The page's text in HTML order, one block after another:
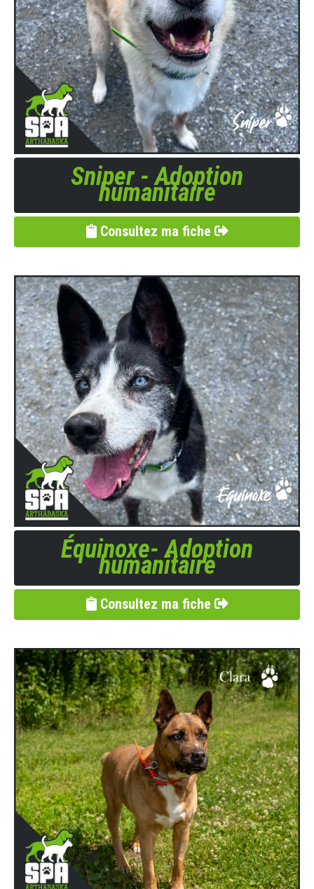
Sniper - Adoption
humanitaire
Consultez ma fiche
Équinoxe- Adoption
humanitaire
Consultez ma fiche